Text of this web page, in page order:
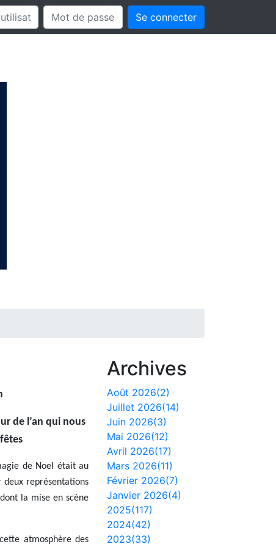
Se connecter
de l’an qui nous
de Noel était au
deux représentations
dont la mise en scène
atmosphère des
Archives
Août 2026(2)
Juillet 2026(14)
Juin 2026(3)
Mai 2026(12)
Avril 2026(17)
Mars 2026(11)
Février 2026(7)
Janvier 2026(4)
2025(117)
2024(42)
2023(33)